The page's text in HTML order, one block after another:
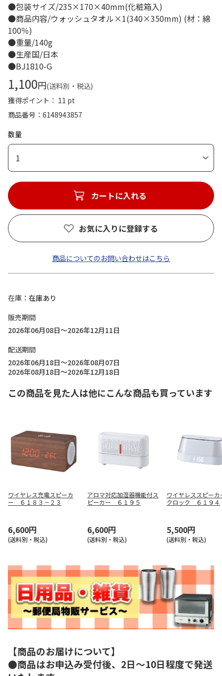
●包装サイズ/235×170×40mm(化粧箱入)
●商品内容/ウォッシュタオル×1(340×350mm) (材：綿
100％)
●重量/140g
●生産国/日本
●BJ1810-G
1,100円(送料別・税込)
獲得ポイント： 11 pt
商品番号
6148943857
数量
1
カートに入れる
お気に入りに登録する
商品についてのお問い合わせはこちら
在庫
在庫あり
販売期間
2026年06月08日～2026年12月11日
配送期間
2026年06月18日～2026年08月07日
2026年08月18日～2026年12月18日
この商品を見た人は他にこんな商品も買っています
ワイヤレス充電スピーカ
ー ６１８３－２３
6,600円
(送料別・税込)
アロマ対応加湿器機能付ス
ピーカー ６１９５
6,600円
(送料別・税込)
ワイヤレススピーカ
クロック ６１９４
5,500円
(送料別・税込)
【商品のお届けについて】
●商品はお申込み受付後、2日～10日程度で発送